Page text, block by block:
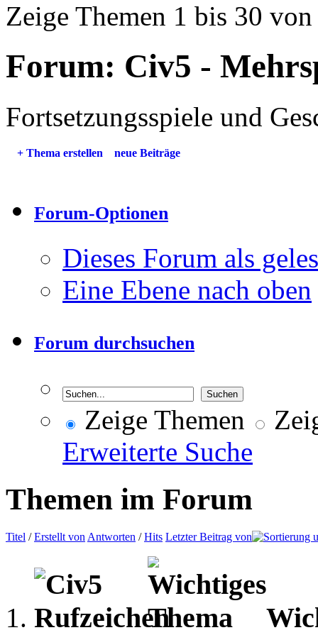
Zeige Themen 1 bis 30
Forum: Civ5 -
Fortsetzungsspiele und
+ Thema erstellen neue Beiträge
Forum-Optionen
Dieses Forum als
Eine Ebene nach oben
Forum durchsuchen
Zeige Themen
Erweiterte Suche
Themen im Forum
Titel /Erstellt von Antworten /Hits Letzter Beitrag von